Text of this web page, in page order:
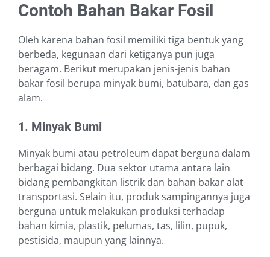
Contoh Bahan Bakar Fosil
Oleh karena bahan fosil memiliki tiga bentuk yang
berbeda, kegunaan dari ketiganya pun juga
beragam. Berikut merupakan jenis-jenis bahan
bakar fosil berupa minyak bumi, batubara, dan gas
alam.
1. Minyak Bumi
Minyak bumi atau petroleum dapat berguna dalam
berbagai bidang. Dua sektor utama antara lain
bidang pembangkitan listrik dan bahan bakar alat
transportasi. Selain itu, produk sampingannya juga
berguna untuk melakukan produksi terhadap
bahan kimia, plastik, pelumas, tas, lilin, pupuk,
pestisida, maupun yang lainnya.